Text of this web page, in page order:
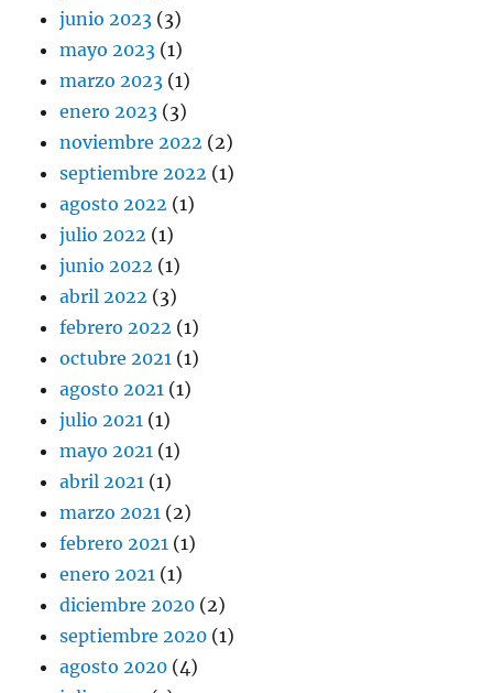
junio 2023 (3)
mayo 2023 (1)
marzo 2023 (1)
enero 2023 (3)
noviembre 2022 (2)
septiembre 2022 (1)
agosto 2022 (1)
julio 2022 (1)
junio 2022 (1)
abril 2022 (3)
febrero 2022 (1)
octubre 2021 (1)
agosto 2021 (1)
julio 2021 (1)
mayo 2021 (1)
abril 2021 (1)
marzo 2021 (2)
febrero 2021 (1)
enero 2021 (1)
diciembre 2020 (2)
septiembre 2020 (1)
agosto 2020 (4)